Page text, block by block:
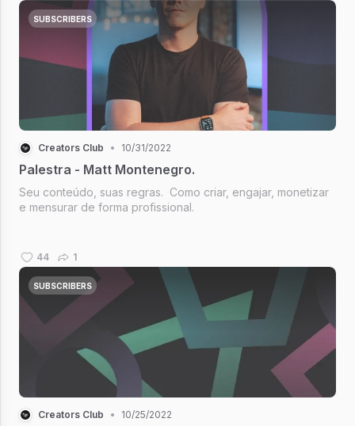
SUBSCRIBERS
Creators Club • 10/31/2022
Palestra - Matt Montenegro.
Seu conteúdo, suas regras. Como criar, engajar, monetizar
e mensurar de forma profissional.
44 1
SUBSCRIBERS
Creators Club • 10/25/2022